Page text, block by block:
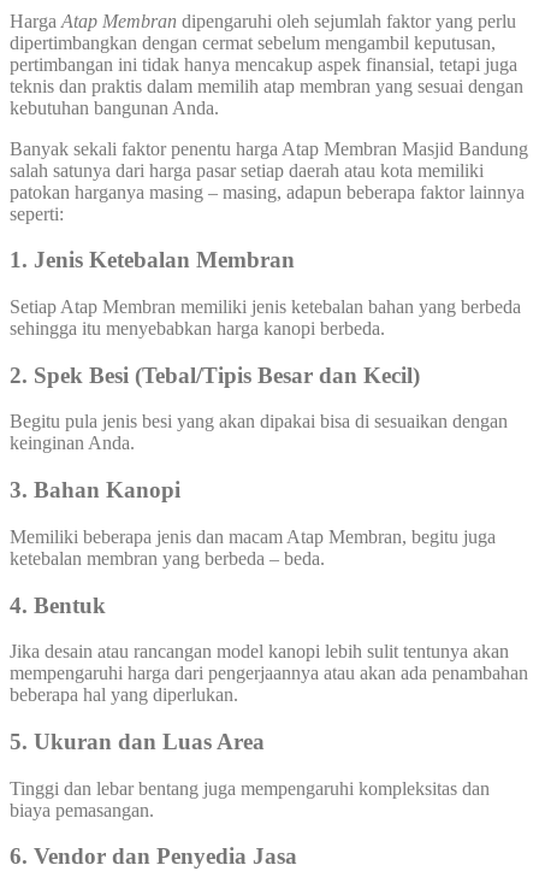
Harga Atap Membran dipengaruhi oleh sejumlah faktor yang perlu
dipertimbangkan dengan cermat sebelum mengambil keputusan,
pertimbangan ini tidak hanya mencakup aspek finansial, tetapi juga
teknis dan praktis dalam memilih atap membran yang sesuai dengan
kebutuhan bangunan Anda.
Banyak sekali faktor penentu harga Atap Membran Masjid Bandung
salah satunya dari harga pasar setiap daerah atau kota memiliki
patokan harganya masing – masing, adapun beberapa faktor lainnya
seperti:
1. Jenis Ketebalan Membran
Setiap Atap Membran memiliki jenis ketebalan bahan yang berbeda
sehingga itu menyebabkan harga kanopi berbeda.
2. Spek Besi (Tebal/Tipis Besar dan Kecil)
Begitu pula jenis besi yang akan dipakai bisa di sesuaikan dengan
keinginan Anda.
3. Bahan Kanopi
Memiliki beberapa jenis dan macam Atap Membran, begitu juga
ketebalan membran yang berbeda – beda.
4. Bentuk
Jika desain atau rancangan model kanopi lebih sulit tentunya akan
mempengaruhi harga dari pengerjaannya atau akan ada penambahan
beberapa hal yang diperlukan.
5. Ukuran dan Luas Area
Tinggi dan lebar bentang juga mempengaruhi kompleksitas dan
biaya pemasangan.
6. Vendor dan Penyedia Jasa